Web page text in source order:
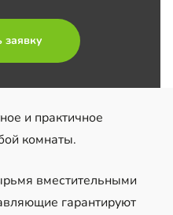
заявку
и практичное
комнаты.
вместительными
гарантируют